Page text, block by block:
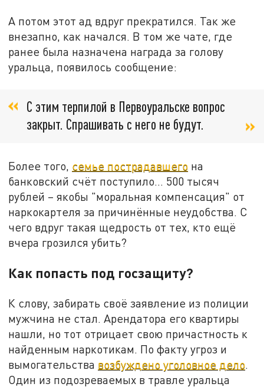
А потом этот ад вдруг прекратился. Так же
внезапно, как начался. В том же чате, где
ранее была назначена награда за голову
уральца, появилось сообщение:
С этим терпилой в Первоуральске вопрос
закрыт. Спрашивать с него не будут.
Более того, семье пострадавшего на
банковский счёт поступило… 500 тысяч
рублей – якобы "моральная компенсация" от
наркокартеля за причинённые неудобства. С
чего вдруг такая щедрость от тех, кто ещё
вчера грозился убить?
Как попасть под госзащиту?
К слову, забирать своё заявление из полиции
мужчина не стал. Арендатора его квартиры
нашли, но тот отрицает свою причастность к
найденным наркотикам. По факту угроз и
вымогательства возбуждено уголовное дело.
Один из подозреваемых в травле уральца